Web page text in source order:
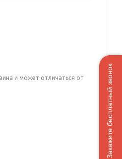
и может отличаться от
Закажите бесплатный звонок